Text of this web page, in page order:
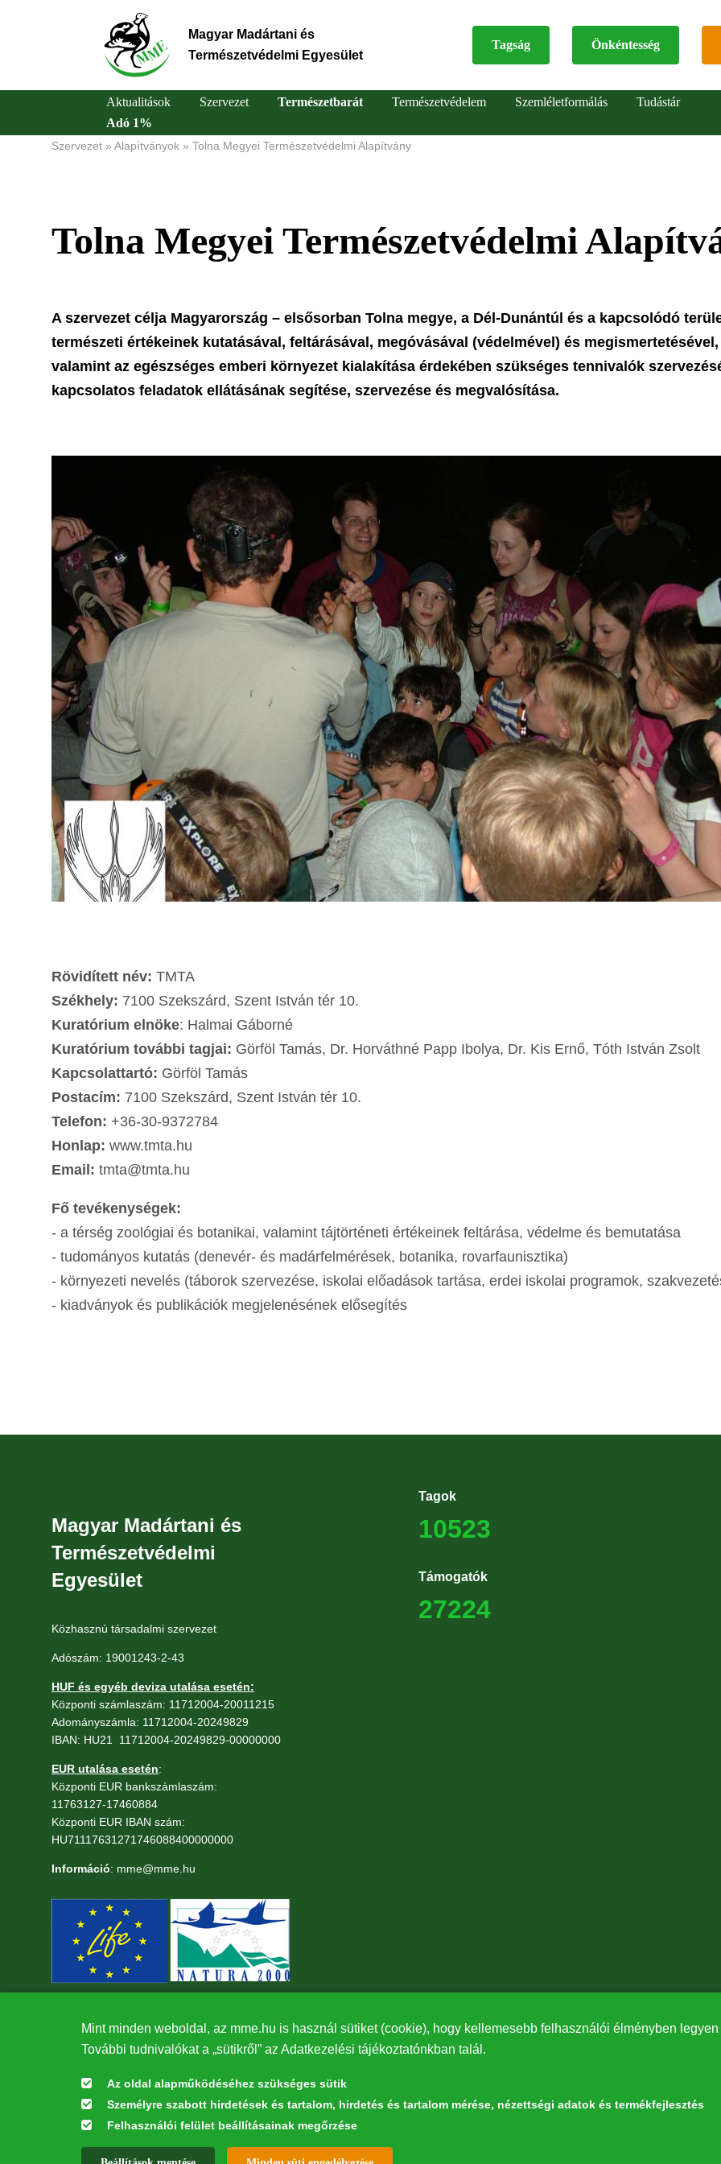
Magyar Madártani és
Természetvédelmi Egyesület
Top
Tagság Önkéntesség
Main
Aktualitások Szervezet Természetbarát Természetvédelem Szemléletformálás
Tudástár
Adó 1%
Szervezet Alapítványok Tolna Megyei Természetvédelmi Alapítvány
Tolna Megyei Természetvédelmi
A szervezet célja Magyarország – elsősorban Tolna megye, a Dél-Dunántúl és a kapcsolódó
természeti értékeinek kutatásával, feltárásával, megóvásával (védelmével) és megismertetésével,
valamint az egészséges emberi környezet kialakítása érdekében szükséges tennivalók
kapcsolatos feladatok ellátásának segítése, szervezése és megvalósítása.
Rövidített név: TMTA
Székhely: 7100 Szekszárd, Szent István tér 10.
Kuratórium elnöke: Halmai Gáborné
Kuratórium további tagjai: Görföl Tamás, Dr. Horváthné Papp Ibolya, Dr. Kis Ernő, Tóth István Zsolt
Kapcsolattartó: Görföl Tamás
Postacím: 7100 Szekszárd, Szent István tér 10.
Telefon: +36-30-9372784
Honlap: www.tmta.hu
Email: tmta@tmta.hu
Fő tevékenységek:
- a térség zoológiai és botanikai, valamint tájtörténeti értékeinek feltárása, védelme és bemutatása
- tudományos kutatás (denevér- és madárfelmérések, botanika, rovarfaunisztika)
- környezeti nevelés (táborok szervezése, iskolai előadások tartása, erdei iskolai programok,
- kiadványok és publikációk megjelenésének elősegítés
Magyar Madártani és
Természetvédelmi
Egyesület
Közhasznú társadalmi szervezet
Adószám: 19001243-2-43
HUF és egyéb deviza utalása esetén:
Központi számlaszám: 11712004-20011215
Adományszámla: 11712004-20249829
IBAN: HU21 11712004-20249829-00000000
EUR utalása esetén:
Központi EUR bankszámlaszám:
11763127-17460884
Központi EUR IBAN szám:
HU71117631271746088400000000
Információ: mme@mme.hu
Tagok
10523
Támogatók
27224
Az oldal kialakítása a LIFE20 NGO4GD/HU/000037 „Közösen a természetért” elnevezésű program keretében az Európai Bizottság LIFE alapja
Mint minden weboldal, az mme.hu is használ sütiket (cookie), hogy kellemesebb felhasználói élményben
További tudnivalókat a „sütikről” az Adatkezelési tájékoztatónkban talál.
Az oldal alapműködéséhez szükséges sütik
Személyre szabott hirdetések és tartalom, hirdetés és tartalom mérése, nézettségi adatok és termékfejlesztés
Felhasználói felület beállításainak megőrzése